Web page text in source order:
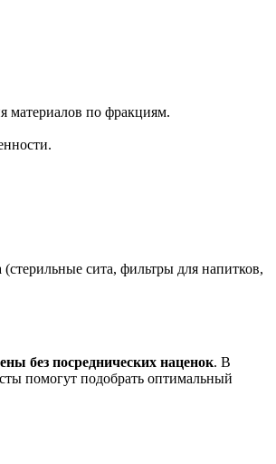
материалов по фракциям.
сита, фильтры для напитков,
без посреднических наценок. В
помогут подобрать оптимальный